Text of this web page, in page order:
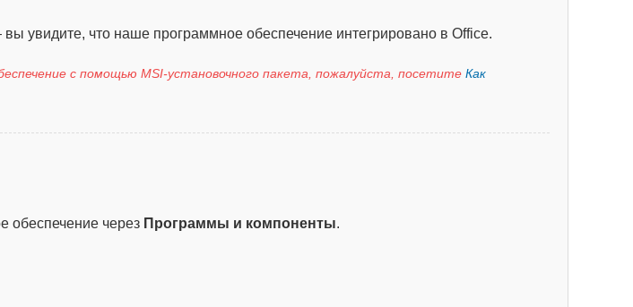
увидите, что наше программное обеспечение интегрировано в Office.
с помощью MSI-установочного пакета, пожалуйста, посетите Как
обеспечение через Программы и компоненты.